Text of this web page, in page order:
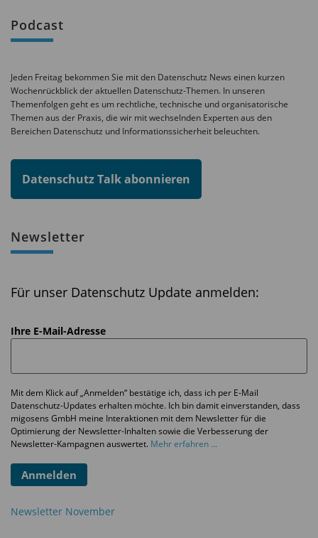
Podcast
Jeden Freitag bekommen Sie mit den Datenschutz News einen kurzen
Wochenrückblick der aktuellen Datenschutz-Themen. In unseren
Themenfolgen geht es um rechtliche, technische und organisatorische
Themen aus der Praxis, die wir mit wechselnden Experten aus den
Bereichen Datenschutz und Informationssicherheit beleuchten.
Datenschutz Talk abonnieren
Newsletter
Für unser Datenschutz Update anmelden:
Ihre E-Mail-Adresse
Mit dem Klick auf „Anmelden“ bestätige ich, dass ich per E-Mail
Datenschutz-Updates erhalten möchte. Ich bin damit einverstanden, dass
migosens GmbH meine Interaktionen mit dem Newsletter für die
Optimierung der Newsletter-Inhalten sowie die Verbesserung der
Newsletter-Kampagnen auswertet. Mehr erfahren ...
Anmelden
Newsletter November